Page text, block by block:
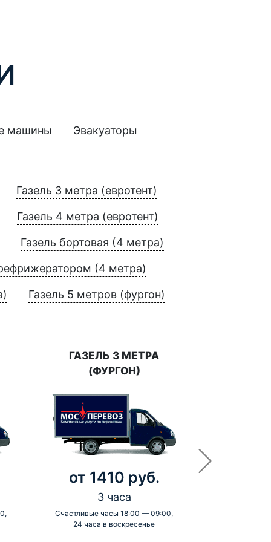
машины Эвакуаторы
Газель 3 метра (евротент)
Газель 4 метра (евротент)
Газель бортовая (4 метра)
(4 метра)
Газель 5 метров (фургон)
ГАЗЕЛЬ 3 МЕТРА
(ФУРГОН)
от 1410 руб.
3 часа
Счастливые часы 18:00 — 09:00,
24 часа в воскресенье
-